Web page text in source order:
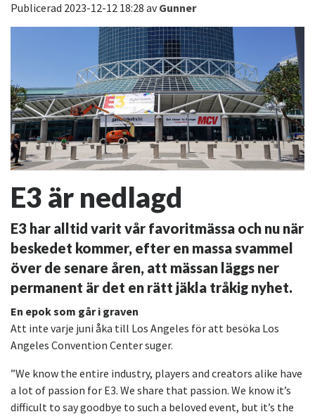
Publicerad 2023-12-12 18:28 avGunner
E3 är nedlagd
E3 har alltid varit vår favoritmässa och nu när
beskedet kommer, efter en massa svammel
över de senare åren, att mässan läggs ner
permanent är det en rätt jäkla tråkig nyhet.
En epok som går i graven
Att inte varje juni åka till Los Angeles för att besöka Los
Angeles Convention Center suger.
”We know the entire industry, players and creators alike have
a lot of passion for E3. We share that passion. We know it’s
difficult to say goodbye to such a beloved event, but it’s the